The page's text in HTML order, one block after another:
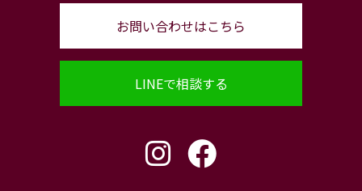
お問い合わせはこちら
LINEで相談する